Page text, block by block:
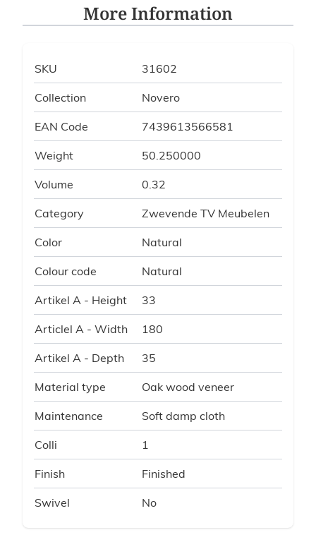
More Information
SKU 31602
Collection Novero
EAN Code 7439613566581
Weight 50.250000
Volume 0.32
Category Zwevende TV Meubelen
Color Natural
Colour code Natural
Artikel A - Height 33
Articlel A - Width 180
Artikel A - Depth 35
Material type Oak wood veneer
Maintenance Soft damp cloth
Colli 1
Finish Finished
Swivel No